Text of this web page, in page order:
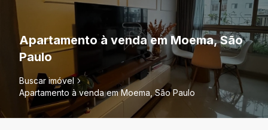
Apartamento à venda em Moema, São
Paulo
Buscar imóvel
Apartamento à venda em Moema, São Paulo